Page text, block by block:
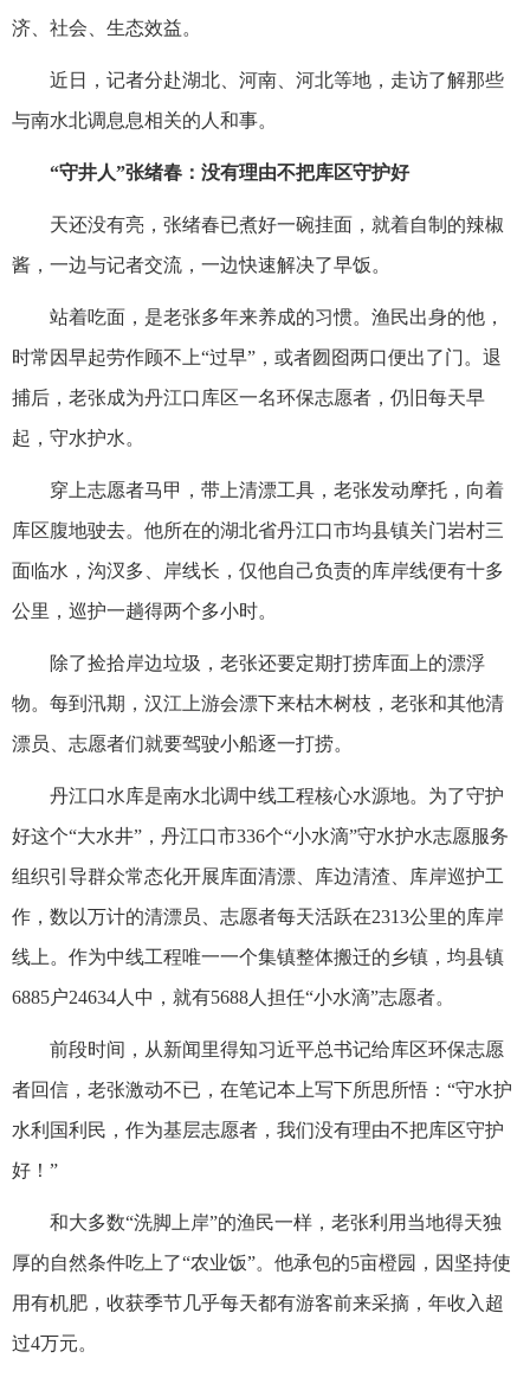
济、社会、生态效益。
近日，记者分赴湖北、河南、河北等地，走访了解那些
与南水北调息息相关的人和事。
“守井人”张绪春：没有理由不把库区守护好
天还没有亮，张绪春已煮好一碗挂面，就着自制的辣椒
酱，一边与记者交流，一边快速解决了早饭。
站着吃面，是老张多年来养成的习惯。渔民出身的他，
时常因早起劳作顾不上“过早”，或者囫囵两口便出了门。退
捕后，老张成为丹江口库区一名环保志愿者，仍旧每天早
起，守水护水。
穿上志愿者马甲，带上清漂工具，老张发动摩托，向着
库区腹地驶去。他所在的湖北省丹江口市均县镇关门岩村三
面临水，沟汊多、岸线长，仅他自己负责的库岸线便有十多
公里，巡护一趟得两个多小时。
除了捡拾岸边垃圾，老张还要定期打捞库面上的漂浮
物。每到汛期，汉江上游会漂下来枯木树枝，老张和其他清
漂员、志愿者们就要驾驶小船逐一打捞。
丹江口水库是南水北调中线工程核心水源地。为了守护
好这个“大水井”，丹江口市336个“小水滴”守水护水志愿服务
组织引导群众常态化开展库面清漂、库边清渣、库岸巡护工
作，数以万计的清漂员、志愿者每天活跃在2313公里的库岸
线上。作为中线工程唯一一个集镇整体搬迁的乡镇，均县镇
6885户24634人中，就有5688人担任“小水滴”志愿者。
前段时间，从新闻里得知习近平总书记给库区环保志愿
者回信，老张激动不已，在笔记本上写下所思所悟：“守水护
水利国利民，作为基层志愿者，我们没有理由不把库区守护
好！”
和大多数“洗脚上岸”的渔民一样，老张利用当地得天独
厚的自然条件吃上了“农业饭”。他承包的5亩橙园，因坚持使
用有机肥，收获季节几乎每天都有游客前来采摘，年收入超
过4万元。